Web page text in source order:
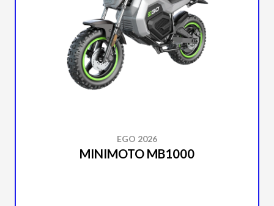
EGO 2026
MINIMOTO MB1000